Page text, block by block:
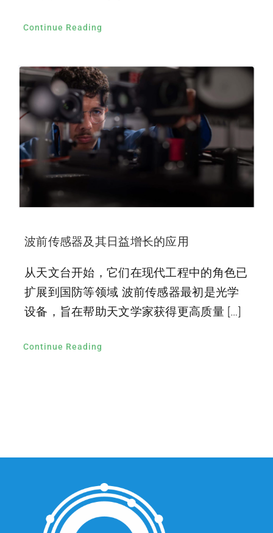
Continue Reading
波前传感器及其日益增长的应用
从天文台开始，它们在现代工程中的角色已
扩展到国防等领域 波前传感器最初是光学
设备，旨在帮助天文学家获得更高质量 […]
Continue Reading